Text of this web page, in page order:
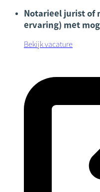
Notarieel jurist of
ervaring) met
Bekijk vacature